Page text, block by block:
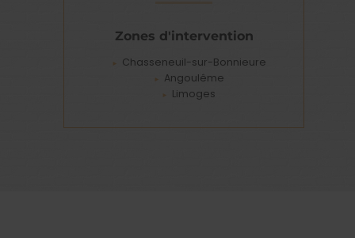
Zones d'intervention
Chasseneuil-sur-Bonnieure
Angoulême
Limoges